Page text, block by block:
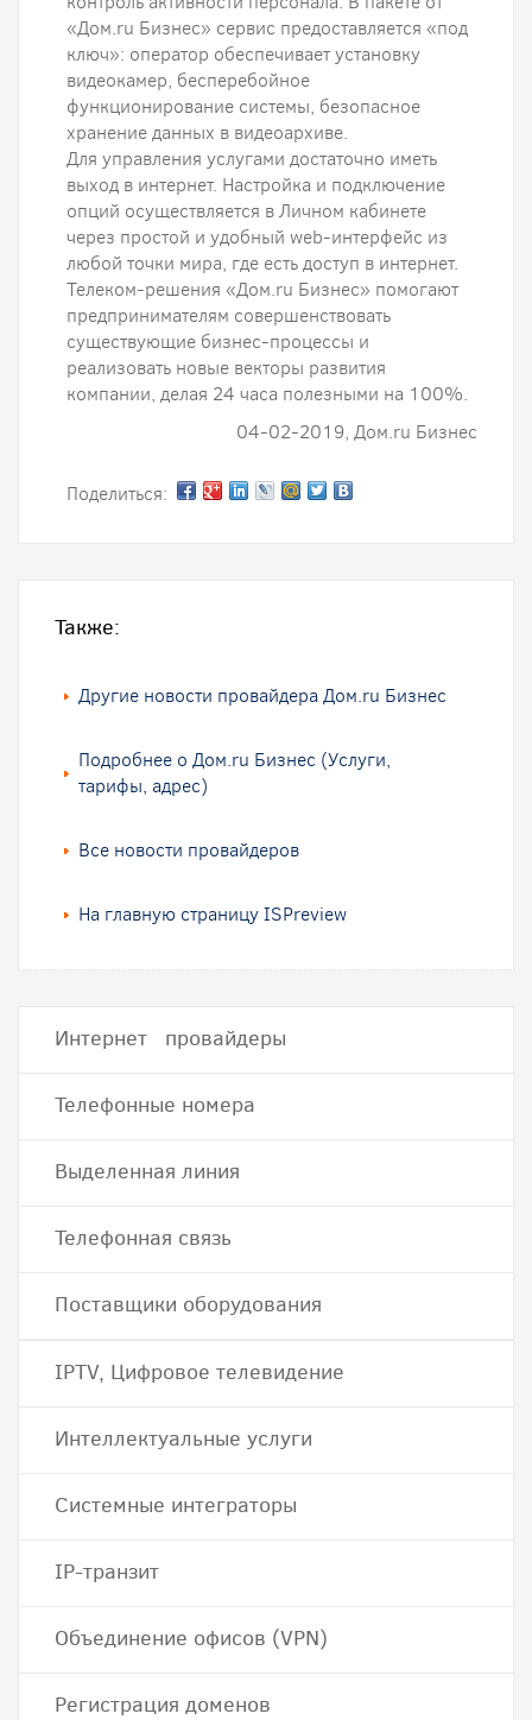
«Дом.ru Бизнес» сервис предоставляется «под
ключ»: оператор обеспечивает установку
видеокамер, бесперебойное
функционирование системы, безопасное
хранение данных в видеоархиве.
Для управления услугами достаточно иметь
выход в интернет. Настройка и подключение
опций осуществляется в Личном кабинете
через простой и удобный web-интерфейс из
любой точки мира, где есть доступ в интернет.
Телеком-решения «Дом.ru Бизнес» помогают
предпринимателям совершенствовать
существующие бизнес-процессы и
реализовать новые векторы развития
компании, делая 24 часа полезными на 100%.
04-02-2019, Дом.ru Бизнес
Поделиться:
Также:
Другие новости провайдера Дом.ru Бизнес
Подробнее о Дом.ru Бизнес (Услуги,
тарифы, адрес)
Все новости провайдеров
На главную страницу ISPreview
Интернет провайдеры
Телефонные номера
Выделенная линия
Телефонная связь
Поставщики оборудования
IPTV, Цифровое телевидение
Интеллектуальные услуги
Системные интеграторы
IP-транзит
Объединение офисов (VPN)
Регистрация доменов